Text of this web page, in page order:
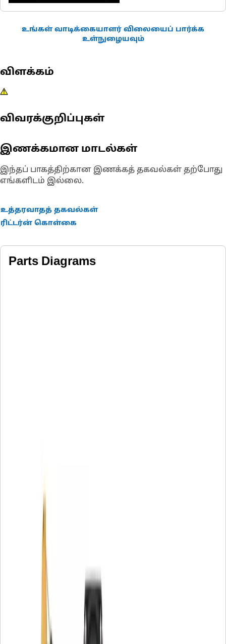
உங்கள் வாடிக்கையாளர் விலையைப் பார்க்க
உள்நுழையவும்
விளக்கம்
விவரக்குறிப்புகள்
இணக்கமான மாடல்கள்
இந்தப் பாகத்திற்கான இணக்கத் தகவல்கள் தற்போது
எங்களிடம் இல்லை.
உத்தரவாதத் தகவல்கள்
ரிட்டர்ன் கொள்கை
Parts Diagrams